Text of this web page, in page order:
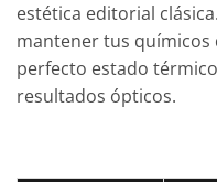
estética editorial
mantener tus químicos
perfecto estado
resultados ópticos.